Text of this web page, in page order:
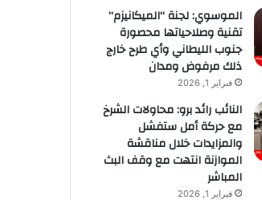
الموسوي: لجنة “الميكانيزم”
تقنية وصلاحياتها محصورة
جنوب الليطاني وأي طرح خارج
ذلك مرفوض ومدان
فبراير 1, 2026
النائب رائد برو: محاولات الشرخ
مع حركة أمل ستفشل
والمزايدات خلال مناقشة
الموازنة انتهت مع وقف البث
المباشر
فبراير 1, 2026